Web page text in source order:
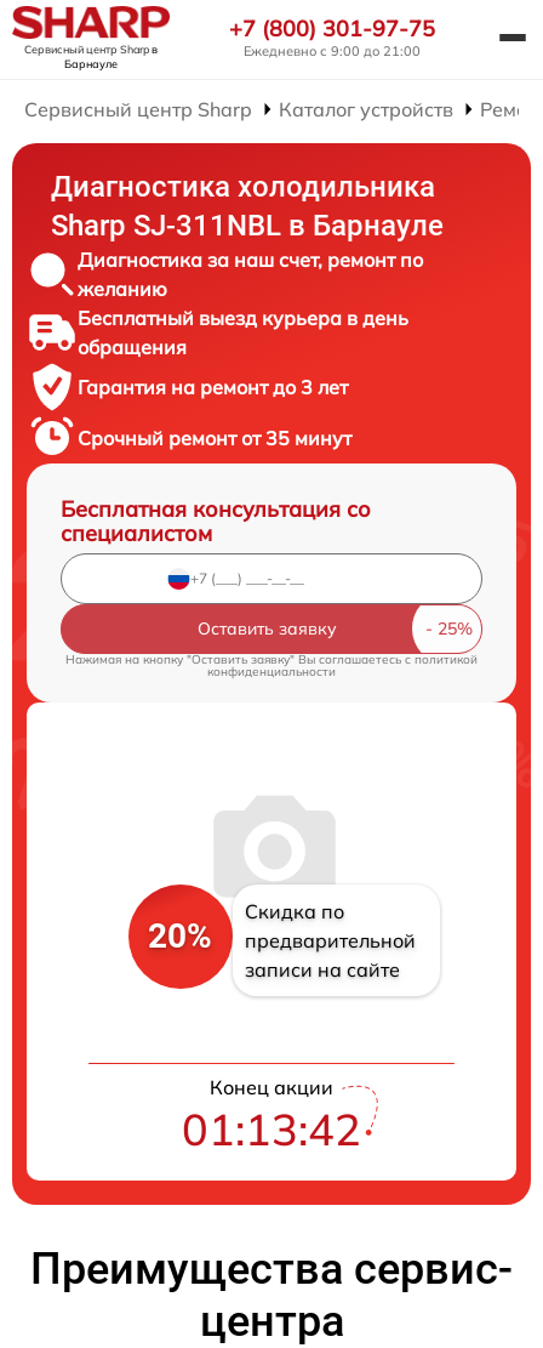
Сервисный центр Sharpв
Барнауле
+7 (800) 301-97-75
Ежедневно с 9:00 до 21:00
Сервисный центр Sharp Каталог устройств
Диагностика холодильника
Sharp SJ-311NBL в Барнауле
Диагностика за наш счет, ремонт по
желанию
Бесплатный выезд курьера в день
обращения
Гарантия на ремонт до 3 лет
Срочный ремонт от 35 минут
Бесплатная консультация со
специалистом
Оставить заявку
Нажимая на кнопку "Оставить заявку" Вы соглашаетесь cполитикой
конфиденциальности
20%
Скидка по
предварительной
записи на сайте
Конец акции
01:13:42
Преимущества сервис-
центра